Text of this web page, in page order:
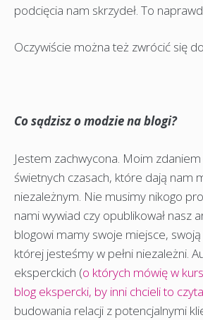
podcięcia nam skrzydeł. To
Oczywiście można też zwrócić się
Co sądzisz o modzie na blogi?
Jestem zachwycona. Moim
świetnych czasach, które dają nam
niezależnym. Nie musimy nikogo
nami wywiad czy opublikował nasz
blogowi mamy swoje miejsce,
której jesteśmy w pełni niezależni.
eksperckich (o których mówię w
blog ekspercki, by inni chcieli to
budowania relacji z potencjalnymi